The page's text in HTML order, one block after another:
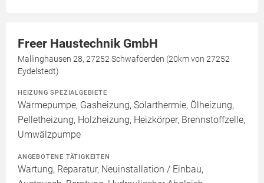
Freer Haustechnik GmbH
Mallinghausen 28, 27252 Schwafoerden (20km von 27252
Eydelstedt)
HEIZUNG SPEZIALGEBIETE
Wärmepumpe, Gasheizung, Solarthermie, Ölheizung,
Pelletheizung, Holzheizung, Heizkörper, Brennstoffzelle,
Umwälzpumpe
ANGEBOTENE TÄTIGKEITEN
Wartung, Reparatur, Neuinstallation / Einbau,